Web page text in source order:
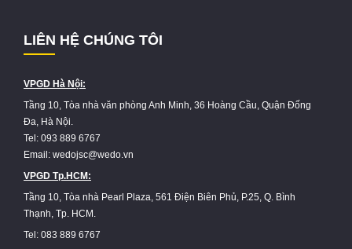
LIÊN HỆ CHÚNG TÔI
VPGD Hà Nội:
Tầng 10, Tòa nhà văn phòng Anh Minh, 36 Hoàng Cầu, Quận Đống
Đa, Hà Nội.
Tel: 093 889 6767
Email: wedojsc@wedo.vn
VPGD Tp.HCM:
Tầng 10, Tòa nhà Pearl Plaza, 561 Điện Biên Phủ, P.25, Q. Bình
Thạnh, Tp. HCM.
Tel: 083 889 6767